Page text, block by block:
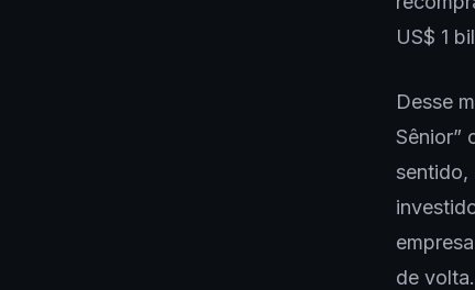
US$ 1
Desse
Sênior”
sentido,
de volta.